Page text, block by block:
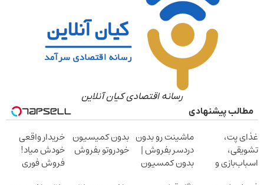
رسانه اقتصادی کیان آنلاین
مطالب پیشنهادی
غذای پت،
تشویقی،
اسباب‌بازی و
ماشینت رو بدون
دردسر بفروش |
بدون کمسیون
بدون کمیسیون
خودروتو بفروش
خریدار واقعی
خودش میاد!
فروش فوری